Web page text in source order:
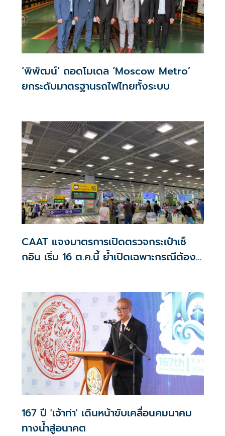
‘พิพัฒน์’ ถอดโมเดล ‘Moscow Metro’
ยกระดับมาตรฐานรถไฟไทยทั้งระบบ
CAAT แจงมาตรการเปิดตรวจกระเป๋าเช็
กอิน เริ่ม 16 ต.ค.นี้ ย้ำเปิดเฉพาะกรณีต้อง
167 ปี 'เจ้าท่า' เดินหน้าขับเคลื่อนคมนาคม
ทางน้ำสู่อนาคต